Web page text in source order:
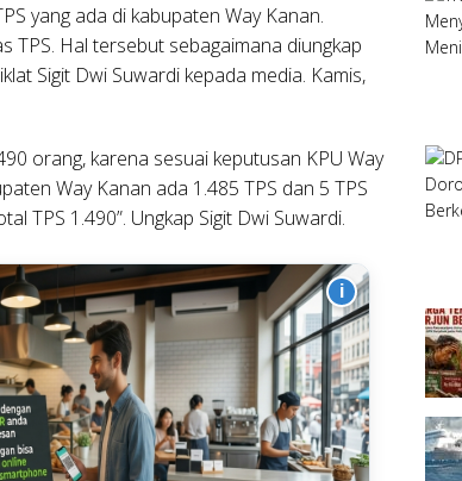
yang ada di kabupaten Way Kanan.
TPS. Hal tersebut sebagaimana diungkap
Sigit Dwi Suwardi kepada media. Kamis,
orang, karena sesuai keputusan KPU Way
Way Kanan ada 1.485 TPS dan 5 TPS
TPS 1.490”. Ungkap Sigit Dwi Suwardi.
i